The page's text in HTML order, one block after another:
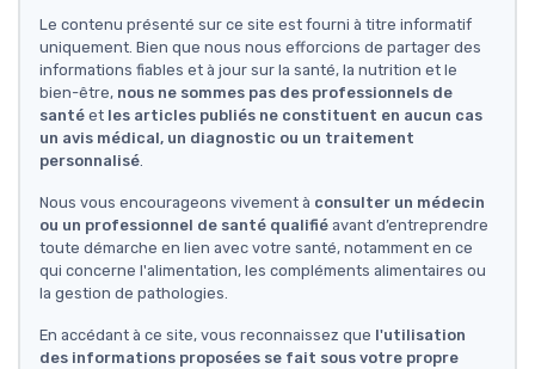
Le contenu présenté sur ce site est fourni à titre informatif
uniquement. Bien que nous nous efforcions de partager des
informations fiables et à jour sur la santé, la nutrition et le
bien-être, nous ne sommes pas des professionnels de
santé et les articles publiés ne constituent en aucun cas
un avis médical, un diagnostic ou un traitement
personnalisé.
Nous vous encourageons vivement à consulter un médecin
ou un professionnel de santé qualifié avant d’entreprendre
toute démarche en lien avec votre santé, notamment en ce
qui concerne l'alimentation, les compléments alimentaires ou
la gestion de pathologies.
En accédant à ce site, vous reconnaissez que l'utilisation
des informations proposées se fait sous votre propre